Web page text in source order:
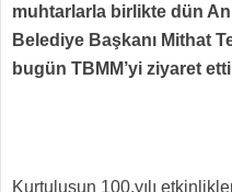
muhtarlarla birlikte dün
Belediye Başkanı Mithat
bugün TBMM’yi ziyaret
Kurtuluşun 100.yılı